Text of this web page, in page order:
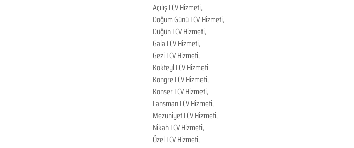
Açılış LCV Hizmeti,
Doğum Günü LCV Hizmeti,
Düğün LCV Hizmeti,
Gala LCV Hizmeti,
Gezi LCV Hizmeti,
Kokteyl LCV Hizmeti
Kongre LCV Hizmeti,
Konser LCV Hizmeti,
Lansman LCV Hizmeti,
Mezuniyet LCV Hizmeti,
Nikah LCV Hizmeti,
Özel LCV Hizmeti,